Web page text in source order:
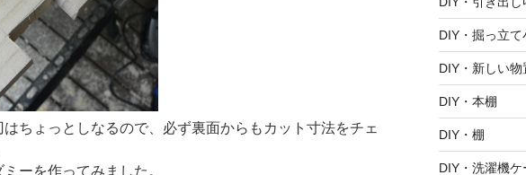
はちょっとしなるので、必ず裏面からもカット寸法をチェ
ーを作ってみました。
DIY・掘っ立て
DIY・新しい物
DIY・本棚
DIY・棚
DIY・洗濯機ケ